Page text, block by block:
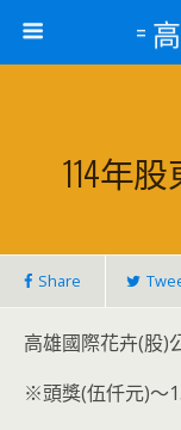
=
114年
Share
高雄國際花卉(股)
※頭獎(伍仟元)～